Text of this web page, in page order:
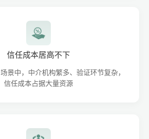
信任成本居高不下
景中，中介机构繁多、验证环节复杂，
信任成本占据大量资源